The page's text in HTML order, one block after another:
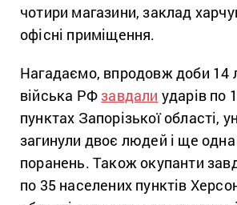
чотири магазини, заклад
офісні приміщення.
Нагадаємо, впродовж доби 14
війська РФзавдали ударів по
пунктах Запорізької області,
загинули двоє людей і ще
поранень. Також окупанти
по 35 населених пунктів